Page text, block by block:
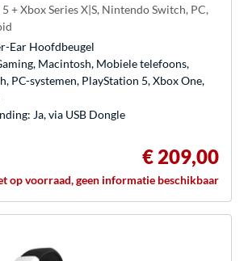
+ Xbox Series X|S, Nintendo Switch, PC,
Ear Hoofdbeugel
Macintosh, Mobiele telefoons,
PC-systemen, PlayStation 5, Xbox One,
Ja, via USB Dongle
€ 209,00
op voorraad, geen informatie beschikbaar